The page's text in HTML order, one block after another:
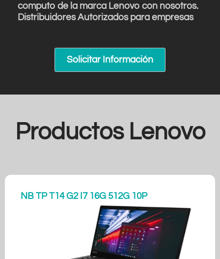
computo de la marca Lenovo con nosotros.
Distribuidores Autorizados para empresas
Solicitar Información
Productos Lenovo
NB TP T14 G2 I7 16G 512G 10P